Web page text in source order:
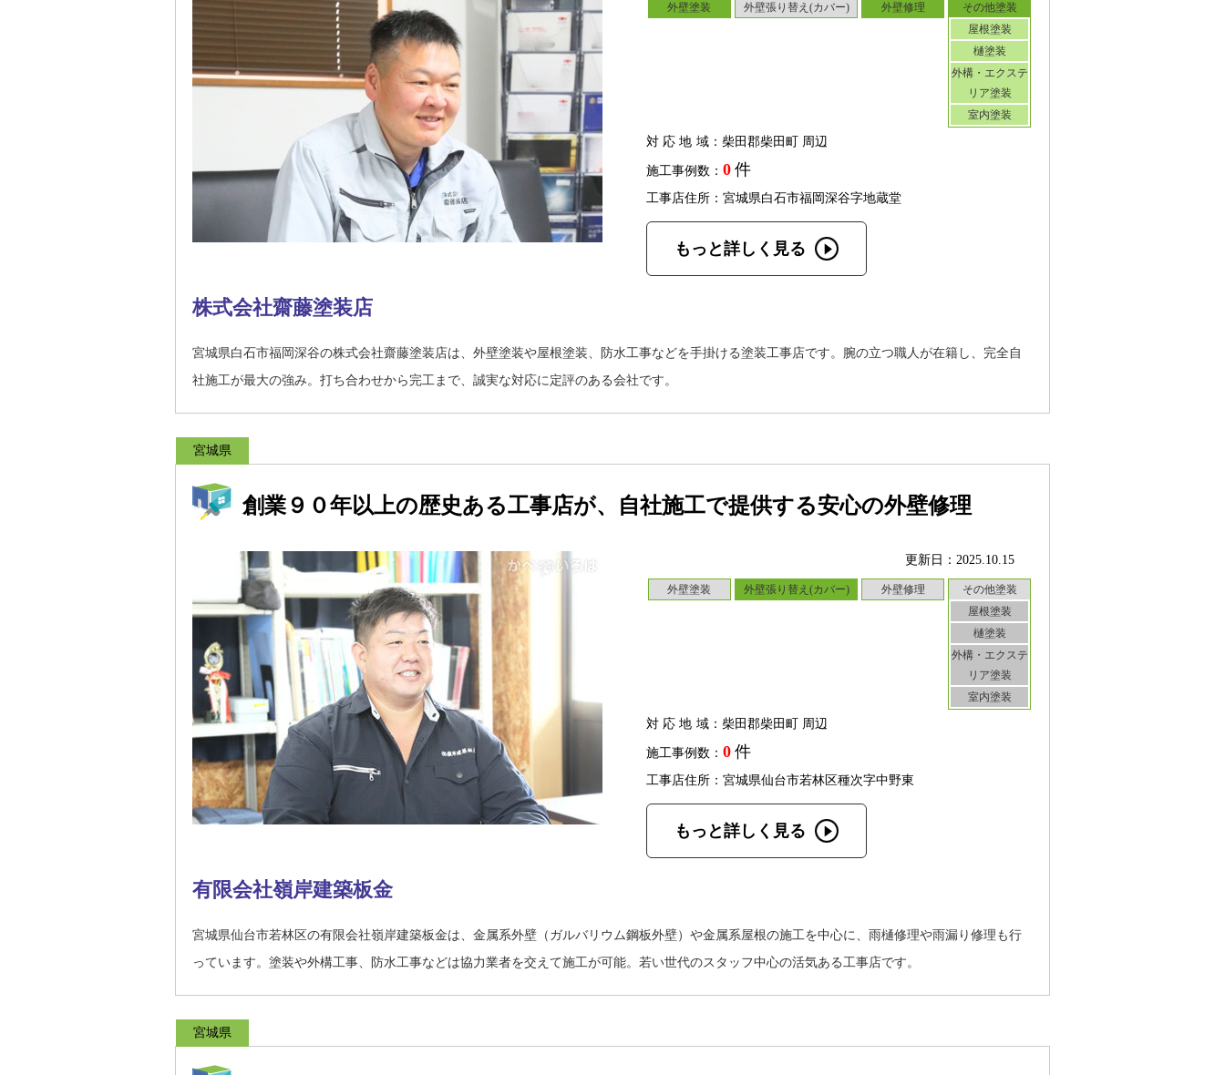
外壁塗装 外壁張り替え(カバー) 外壁修理
その他塗装
屋根塗装
樋塗装
外構・エクステ
リア塗装
室内塗装
対応地域：柴田郡柴田町 周辺
施工事例数： 0 件
工事店住所：宮城県白石市福岡深谷字地蔵堂
もっと詳しく見る
株式会社齋藤塗装店
宮城県白石市福岡深谷の株式会社齋藤塗装店は、外壁塗装や屋根塗装、防水工事などを手掛ける塗装工事店です。腕の立つ職人が在籍し、完全自
社施工が最大の強み。打ち合わせから完工まで、誠実な対応に定評のある会社です。
宮城県
創業９０年以上の歴史ある工事店が、自社施工で提供する安心の外壁修理
更新日：2025.10.15
外壁塗装 外壁張り替え(カバー) 外壁修理
その他塗装
屋根塗装
樋塗装
外構・エクステ
リア塗装
室内塗装
対応地域：柴田郡柴田町 周辺
施工事例数： 0 件
工事店住所：宮城県仙台市若林区種次字中野東
もっと詳しく見る
有限会社嶺岸建築板金
宮城県仙台市若林区の有限会社嶺岸建築板金は、金属系外壁（ガルバリウム鋼板外壁）や金属系屋根の施工を中心に、雨樋修理や雨漏り修理も行
っています。塗装や外構工事、防水工事などは協力業者を交えて施工が可能。若い世代のスタッフ中心の活気ある工事店です。
宮城県